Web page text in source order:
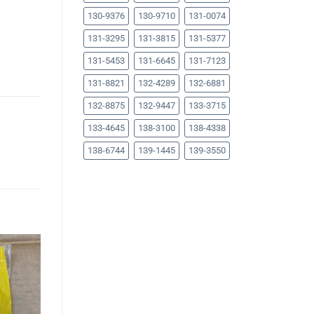
130-9376 130-9710 131-0074
131-3295 131-3815 131-5377
131-5453 131-6645 131-7123
131-8821 132-4289 132-6881
132-8875 132-9447 133-3715
133-4645 138-3100 138-4338
138-6744 139-1445 139-3550